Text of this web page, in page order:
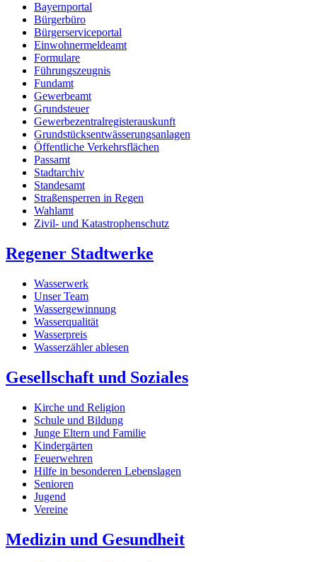
Bayernportal
Bürgerbüro
Bürgerserviceportal
Einwohnermeldeamt
Formulare
Führungszeugnis
Fundamt
Gewerbeamt
Grundsteuer
Gewerbezentralregisterauskunft
Grundstücksentwässerungsanlagen
Öffentliche Verkehrsflächen
Passamt
Stadtarchiv
Standesamt
Straßensperren in Regen
Wahlamt
Zivil- und Katastrophenschutz
Regener Stadtwerke
Wasserwerk
Unser Team
Wassergewinnung
Wasserqualität
Wasserpreis
Wasserzähler ablesen
Gesellschaft und Soziales
Kirche und Religion
Schule und Bildung
Junge Eltern und Familie
Kindergärten
Feuerwehren
Hilfe in besonderen Lebenslagen
Senioren
Jugend
Vereine
Medizin und Gesundheit